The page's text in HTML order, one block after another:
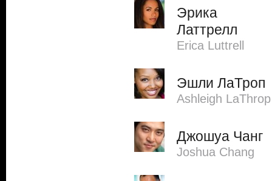
Эрика
Латтрелл
Erica Luttrell
Эшли ЛаТроп
Ashleigh LaThrop
Джошуа Чанг
Joshua Chang